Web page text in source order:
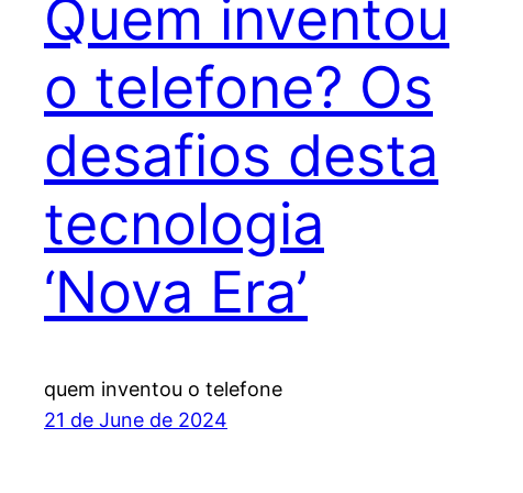
Quem inventou
o telefone? Os
desafios desta
tecnologia
‘Nova Era’
quem inventou o telefone
21 de June de 2024